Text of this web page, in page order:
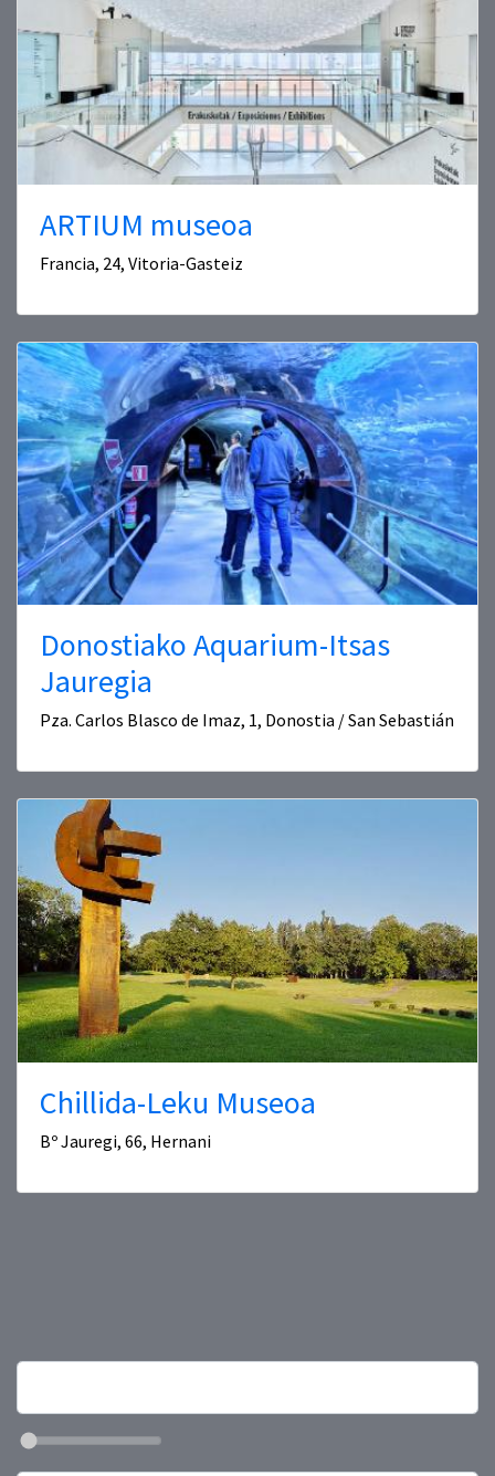
ARTIUM museoa
Francia, 24, Vitoria-Gasteiz
Donostiako Aquarium-Itsas
Jauregia
Pza. Carlos Blasco de Imaz, 1, Donostia / San Sebastián
Chillida-Leku Museoa
Bº Jauregi, 66, Hernani